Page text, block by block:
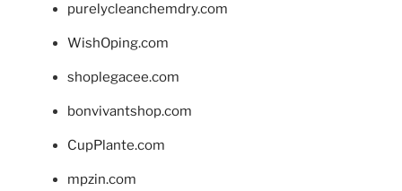
purelycleanchemdry.com
WishOping.com
shoplegacee.com
bonvivantshop.com
CupPlante.com
mpzin.com